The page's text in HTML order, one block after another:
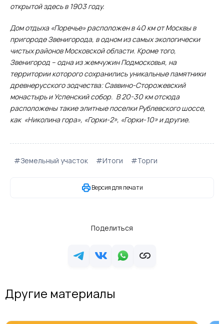
открытой здесь в 1903 году.
Дом отдыха «Поречье» расположен в 40 км от Москвы в
пригороде Звенигорода, в одном из самых экологически
чистых районов Московской области. Кроме того,
Звенигород – одна из жемчужин Подмосковья, на
территории которого сохранились уникальные памятники
древнерусского зодчества: Саввино-Сторожевский
монастырь и Успенский собор. В 20-30 км отсюда
расположены такие элитные поселки Рублевского шоссе,
как «Николина гора», «Горки-2», «Горки-10» и другие.
#Земельный участок #Итоги #Торги
Версия для печати
Поделиться
Другие материалы